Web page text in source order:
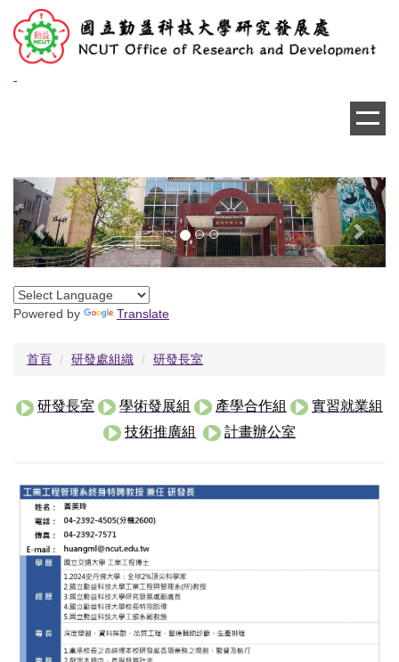
到
主
Previous Next
Powered by Translate
首頁 研發處組織 研發長室
研發長室 學術發展組 產學合作組
實習就業組
技術推廣組
計畫辦公室